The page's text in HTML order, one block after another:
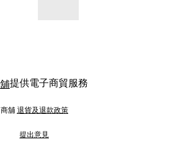
提供電子商貿服務
商舖 退貨及退款政策
提出意見